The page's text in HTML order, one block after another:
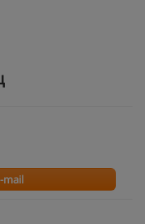
mail